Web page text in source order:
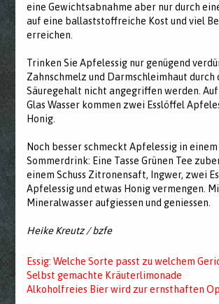
eine Gewichtsabnahme aber nur durch
auf eine ballaststoffreiche Kost und viel
erreichen.
Trinken Sie Apfelessig nur genügend
Zahnschmelz und Darmschleimhaut durch
Säuregehalt nicht angegriffen werden. Auf
Glas Wasser kommen zwei Esslöffel
Honig.
Noch besser schmeckt Apfelessig in
Sommerdrink: Eine Tasse Grünen Tee
einem Schuss Zitronensaft, Ingwer, zwei
Apfelessig und etwas Honig vermengen.
Mineralwasser aufgiessen und geniessen.
Heike Kreutz / bzfe
Essig: Welche Sorte passt zu welchem
Selbst gemachte Kräuterlimonade
Alkoholfreies Bier wird zur ernsthaften